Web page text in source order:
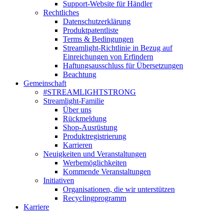
Support-Website für Händler
Rechtliches
Datenschutzerklärung
Produktpatentliste
Terms & Bedingungen
Streamlight-Richtlinie in Bezug auf
Einreichungen von Erfindern
Haftungsausschluss für Übersetzungen
Beachtung
Gemeinschaft
#STREAMLIGHTSTRONG
Streamlight-Familie
Über uns
Rückmeldung
Shop-Ausrüstung
Produktregistrierung
Karrieren
Neuigkeiten und Veranstaltungen
Werbemöglichkeiten
Kommende Veranstaltungen
Initiativen
Organisationen, die wir unterstützen
Recyclingprogramm
Karriere